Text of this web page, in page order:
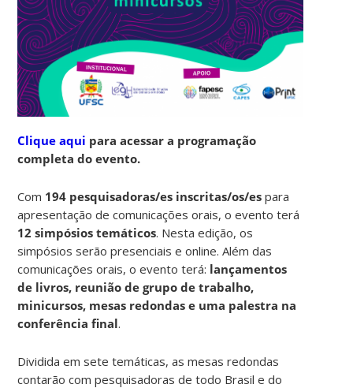
Clique aqui para acessar a programação
completa do evento.
Com 194 pesquisadoras/es inscritas/os/es para
apresentação de comunicações orais, o evento terá
12 simpósios temáticos. Nesta edição, os
simpósios serão presenciais e online. Além das
comunicações orais, o evento terá: lançamentos
de livros, reunião de grupo de trabalho,
minicursos, mesas redondas e uma palestra na
conferência final.
Dividida em sete temáticas, as mesas redondas
contarão com pesquisadoras de todo Brasil e do